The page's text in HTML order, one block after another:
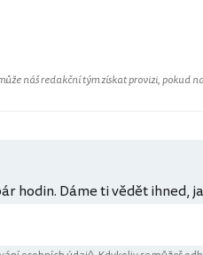
náš redakční tým získat provizi, pokud
hodin. Dáme ti vědět ihned,